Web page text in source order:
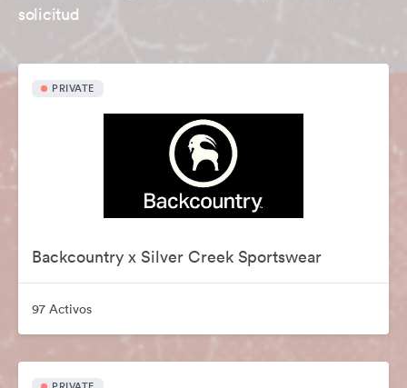
solicitud
PRIVATE
Backcountry x Silver Creek Sportswear
97 Activos